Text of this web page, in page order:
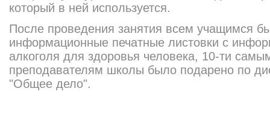
который в ней используется.
После проведения занятия всем учащимся
информационные печатные листовки с
алкоголя для здоровья человека, 10-ти
преподавателям школы было подарено по
"Общее дело".